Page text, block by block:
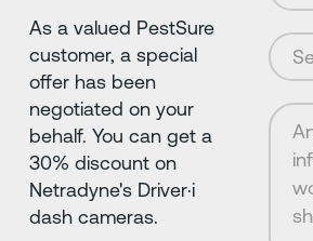
As a valued PestSure
customer, a special
offer has been
negotiated on your
behalf. You can get a
30% discount on
Netradyne's Driver·i
dash cameras.